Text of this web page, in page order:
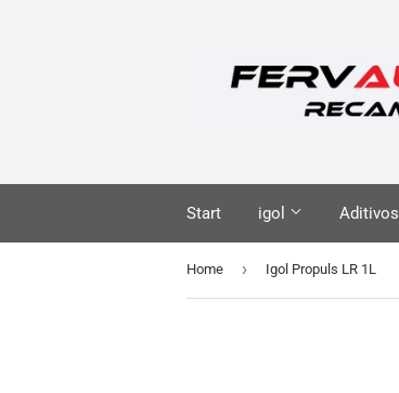
Start igol Aditivos
Home › Igol Propuls LR 1L